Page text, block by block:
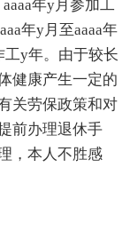
年y月参加工
年y月至aaaa年
y年。由于较长
健康产生一定的
关劳保政策和对
前办理退休手
，本人不胜感